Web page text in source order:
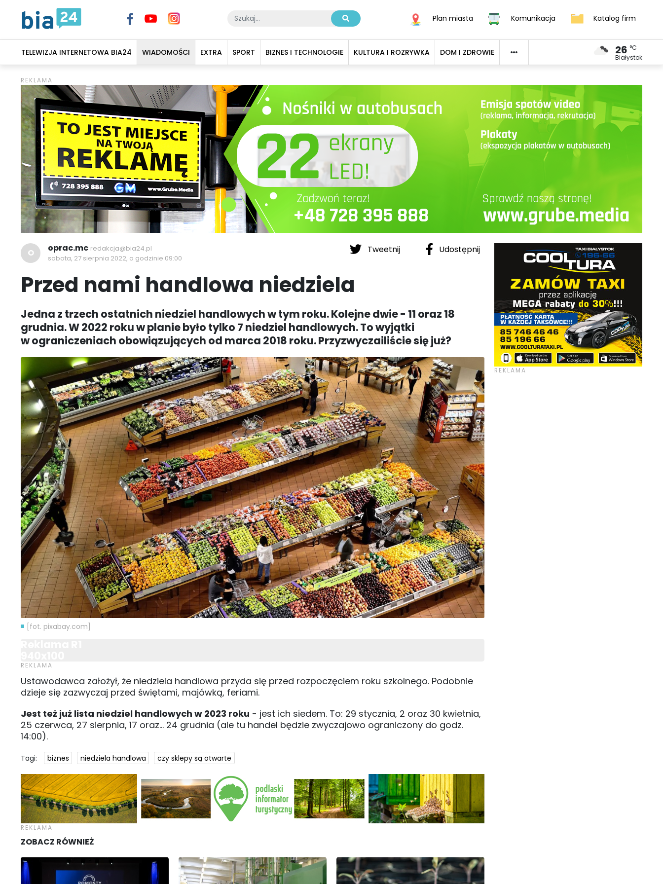
Plan miasta Komunikacja Katalog firm
TELEWIZJA INTERNETOWA BIA24 WIADOMOŚCI EXTRA SPORT BIZNES I TECHNOLOGIE KULTURA I ROZRYWKA DOM I ZDROWIE 26 °C
Białystok
Tweetnij Udostępnij
O oprac.mc redakcja@bia24.pl
sobota, 27 sierpnia 2022, o godzinie 09:00
Przed nami handlowa niedziela
Jedna z trzech ostatnich niedziel handlowych w tym roku. Kolejne dwie - 11 oraz 18
grudnia. W 2022 roku w planie było tylko 7 niedziel handlowych. To wyjątki
w ograniczeniach obowiązujących od marca 2018 roku. Przyzwyczailiście się już?
[fot. pixabay.com]
Ustawodawca założył, że niedziela handlowa przyda się przed rozpoczęciem roku szkolnego. Podobnie
dzieje się zazwyczaj przed świętami, majówką, feriami.
Jest też już lista niedziel handlowych w 2023 roku - jest ich siedem. To: 29 stycznia, 2 oraz 30 kwietnia,
25 czerwca, 27 sierpnia, 17 oraz... 24 grudnia (ale tu handel będzie zwyczajowo ograniczony do godz.
14:00).
Tagi: biznes niedziela handlowa czy sklepy są otwarte
ZOBACZ RÓWNIEŻ